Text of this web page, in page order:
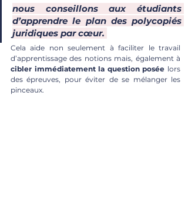
nous conseillons aux étudiants
d’apprendre le plan des polycopiés
juridiques par cœur.
Cela aide non seulement à faciliter le travail
cibler immédiatement la question posée lors
des épreuves, pour éviter de se mélanger les
pinceaux.